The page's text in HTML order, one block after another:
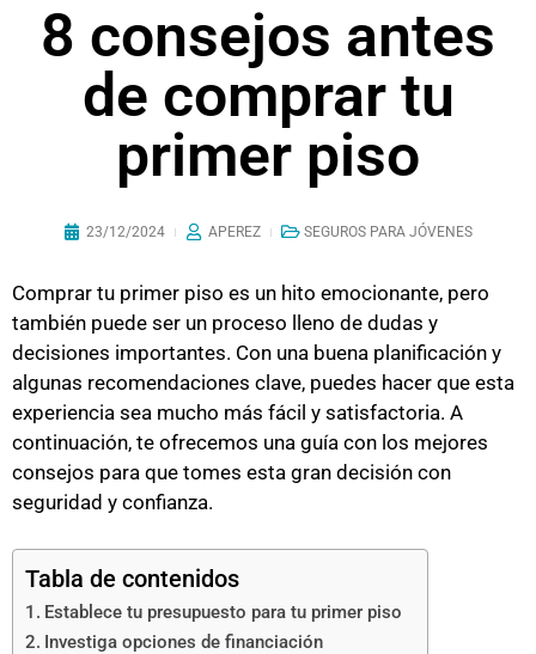
8 consejos antes
de comprar tu
primer piso
23/12/2024 APEREZ SEGUROS PARA JÓVENES
Comprar tu primer piso es un hito emocionante, pero
también puede ser un proceso lleno de dudas y
decisiones importantes. Con una buena planificación y
algunas recomendaciones clave, puedes hacer que esta
experiencia sea mucho más fácil y satisfactoria. A
continuación, te ofrecemos una guía con los mejores
consejos para que tomes esta gran decisión con
seguridad y confianza.
Tabla de contenidos
Establece tu presupuesto para tu primer piso
Investiga opciones de financiación